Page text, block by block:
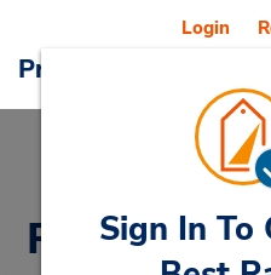
Promoções
Login
Rent a Car
Sign In To